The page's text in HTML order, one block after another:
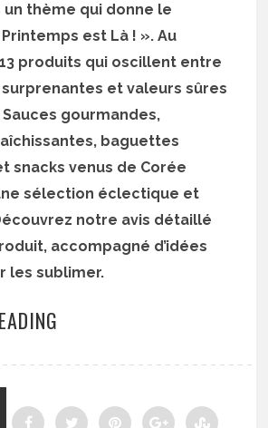
thème qui donne le
est Là ! ». Au
produits qui oscillent entre
et valeurs sûres
gourmandes,
baguettes
snacks venus de Corée
sélection éclectique et
notre avis détaillé
accompagné d’idées
les sublimer.